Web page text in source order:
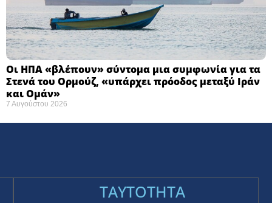
Οι ΗΠΑ «βλέπουν» σύντομα μια συμφωνία για τα
Στενά του Ορμούζ, «υπάρχει πρόοδος μεταξύ Ιράν
και Ομάν»
7 Αυγούστου 2026
TAYTOTHTA